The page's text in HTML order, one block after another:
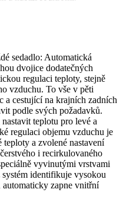
sedadlo: Automatická
dvojice dodatečných
regulaci teploty, stejně
vzduchu. To vše v pěti
a cestující na krajních zadních
podle svých požadavků.
teplotu pro levé a
regulaci objemu vzduchu je
teploty a zvolené nastavení
i recirkulovaného
vyvinutými vrstvami
identifikuje vysokou
zapne vnitřní